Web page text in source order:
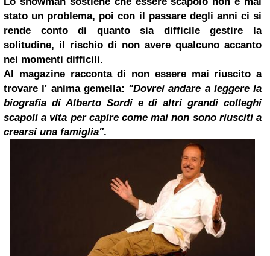
stato un problema, poi con il passare degli anni ci si
rende conto di quanto sia difficile gestire la
solitudine, il rischio di non avere qualcuno accanto
nei momenti difficili.
Al magazine racconta di non essere mai riuscito a
trovare l' anima gemella: "Dovrei andare a leggere la
biografia diAlberto Sordie di altri grandi colleghi
scapoli a vita per capire come mai non sono riusciti a
crearsi una famiglia".